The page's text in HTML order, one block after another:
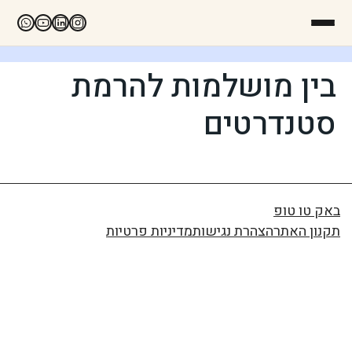
בין מושלמות להרמת
סטנדרטים
באק טו טופ
תקנון האתרהצהרת נגישותמדיניות פרטיות